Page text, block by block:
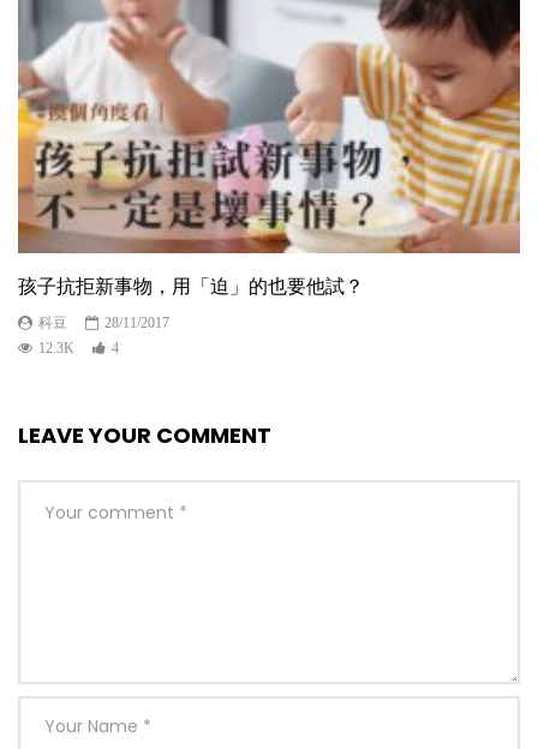
孩子抗拒新事物，用「迫」的也要他試？
科豆
28/11/2017
12.3K
4
LEAVE YOUR COMMENT